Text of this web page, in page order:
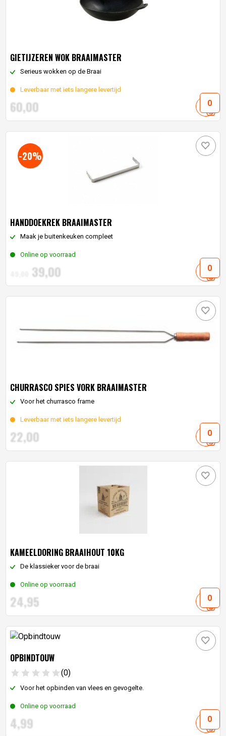
GIETIJZEREN WOK BRAAIMASTER
Serieus wokken op de Braai
Leverbaar met iets langere levertijd
60,00
-20%
HANDDOEKREK BRAAIMASTER
Maak je buitenkeuken compleet
Online op voorraad
Oorspronkelijke
prijs
49,00.
39,00
prijs
39,00.
CHURRASCO SPIES VORK BRAAIMASTER
Voor het churrasco frame
Leverbaar met iets langere levertijd
22,00
KAMEELDORING BRAAIHOUT 10KG
De klassieker voor de braai
Online op voorraad
24,95
OPBINDTOUW
(0)
Voor het opbinden van vlees en gevogelte.
Online op voorraad
4,99